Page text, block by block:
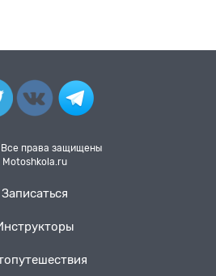
права защищены
Motoshkola.ru
Записаться